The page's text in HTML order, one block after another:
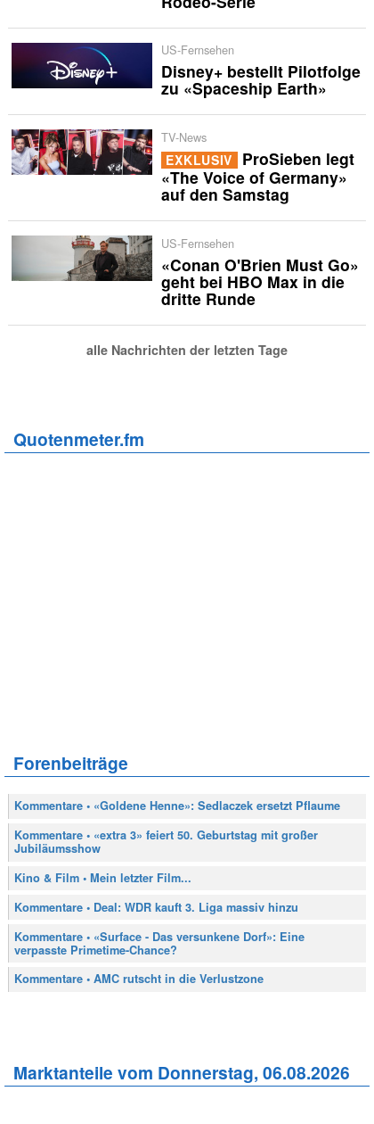
US-Fernsehen
Disney+ bestellt Pilotfolge
zu «Spaceship Earth»
TV-News
EXKLUSIV ProSieben legt
«The Voice of Germany»
auf den Samstag
US-Fernsehen
«Conan O'Brien Must Go»
geht bei HBO Max in die
dritte Runde
alle Nachrichten der letzten Tage
Quotenmeter.fm
Forenbeiträge
Kommentare • «Goldene Henne»: Sedlaczek ersetzt Pflaume
Kommentare • «extra 3» feiert 50. Geburtstag mit großer
Jubiläumsshow
Kino & Film • Mein letzter Film...
Kommentare • Deal: WDR kauft 3. Liga massiv hinzu
Kommentare • «Surface - Das versunkene Dorf»: Eine
verpasste Primetime-Chance?
Kommentare • AMC rutscht in die Verlustzone
Marktanteile vom Donnerstag, 06.08.2026